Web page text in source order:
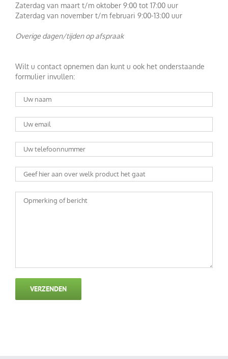
Zaterdag van maart t/m oktober 9:00 tot 17:00 uur
Zaterdag van november t/m februari 9:00-13:00 uur
Overige dagen/tijden op afspraak
Wilt u contact opnemen dan kunt u ook het onderstaande
formulier invullen: